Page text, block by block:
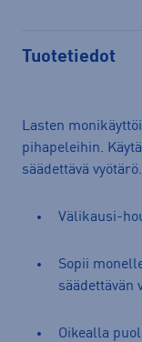
Tuotetiedot
Lasten
pihapeleihin.
säädettävä vyötärö.
Välikausi-
Sopii
säädettävän
Oikealla